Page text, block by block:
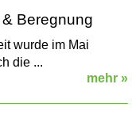
Beregnung
wurde im Mai
die ...
mehr »